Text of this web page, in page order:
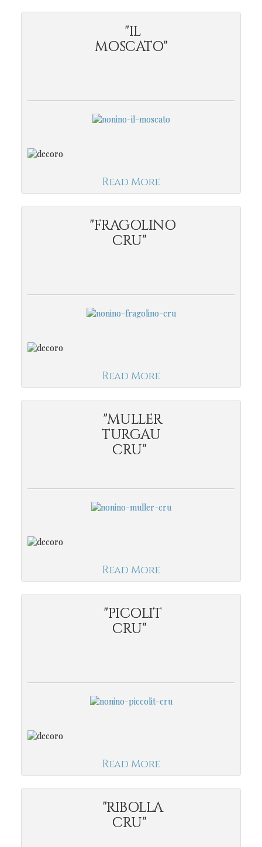
"IL
MOSCATO"
Read More
"FRAGOLINO
CRU"
Read More
"MULLER
TURGAU
CRU"
Read More
"PICOLIT
CRU"
Read More
"RIBOLLA
CRU"